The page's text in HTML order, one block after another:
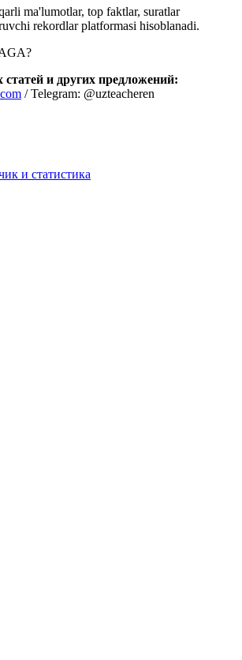
ma'lumotlar, top faktlar, suratlar
rekordlar platformasi hisoblanadi.
и других предложений:
/ Telegram: @uzteacheren